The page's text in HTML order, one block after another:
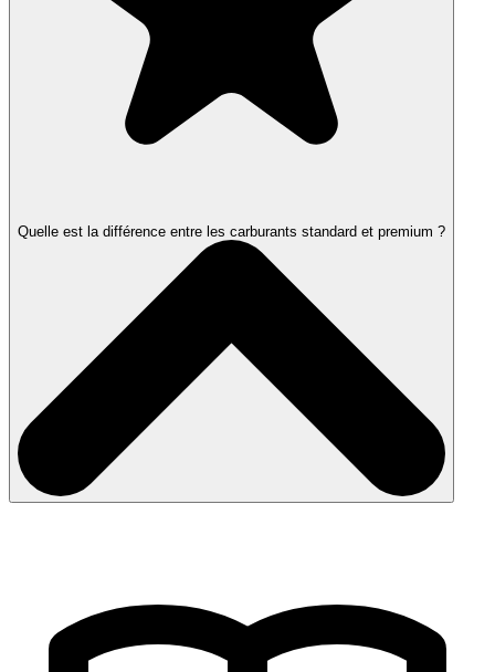
Quelle est la différence entre les carburants standard et premium ?